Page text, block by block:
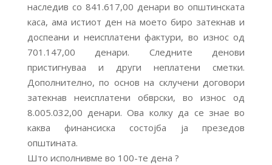
наследив со 841.617,00 денари во општинската
каса, ама истиот ден на моето биро затекнав и
доспеани и неисплатени фактури, во износ од
701.147,00 денари. Следните денови
пристигнуваа и други неплатени сметки.
Дополнително, по основ на склучени договори
затекнав неисплатени обврски, во износ од
8.005.032,00 денари. Ова колку да се знае во
каква финансиска состојба ја презедов
општината.
Што исполнивме во 100-те дена ?